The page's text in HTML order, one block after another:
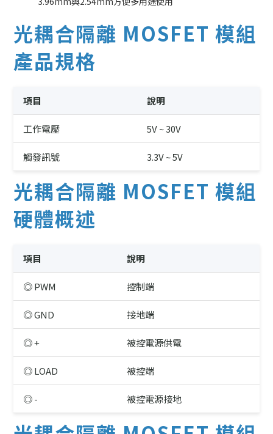
光耦合隔離 MOSFET 模組
產品規格
項目 說明
工作電壓 5V ~ 30V
觸發訊號 3.3V ~ 5V
光耦合隔離 MOSFET 模組
硬體概述
項目 說明
◎ PWM 控制端
◎ GND 接地端
◎ + 被控電源供電
◎ LOAD 被控端
◎ - 被控電源接地